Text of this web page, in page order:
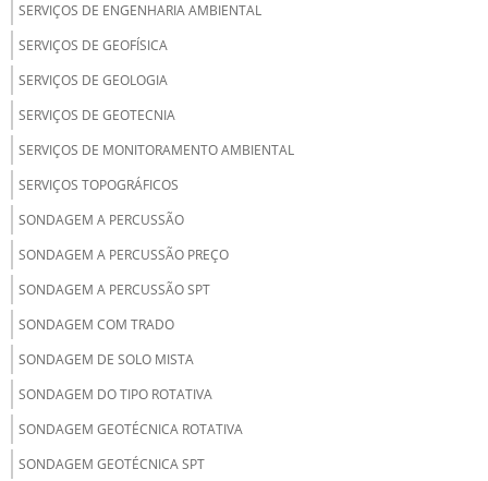
SERVIÇOS DE ENGENHARIA AMBIENTAL
SERVIÇOS DE GEOFÍSICA
SERVIÇOS DE GEOLOGIA
SERVIÇOS DE GEOTECNIA
SERVIÇOS DE MONITORAMENTO AMBIENTAL
SERVIÇOS TOPOGRÁFICOS
SONDAGEM A PERCUSSÃO
SONDAGEM A PERCUSSÃO PREÇO
SONDAGEM A PERCUSSÃO SPT
SONDAGEM COM TRADO
SONDAGEM DE SOLO MISTA
SONDAGEM DO TIPO ROTATIVA
SONDAGEM GEOTÉCNICA ROTATIVA
SONDAGEM GEOTÉCNICA SPT